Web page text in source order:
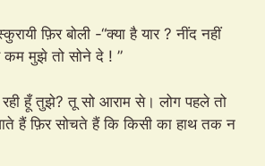
फ़िर बोली -“क्या है यार ? नींद नहीं
मुझे तो सोने दे ! ”
हूँ तुझे? तू सो आराम से। लोग पहले तो
हैं फ़िर सोचते हैं कि किसी का हाथ तक न